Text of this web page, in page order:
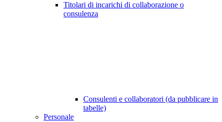
Titolari di incarichi di collaborazione o
consulenza
Consulenti e collaboratori (da pubblicare in
tabelle)
Personale